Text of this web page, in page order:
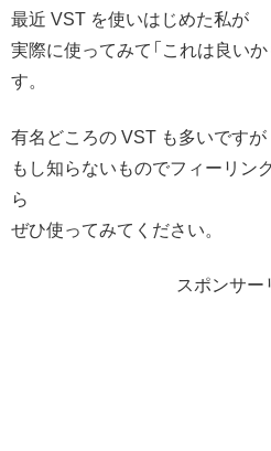
最近 VST を使いはじめた私が
実際に使ってみて「これは良い
す。
有名どころの VST も多いですが
もし知らないものでフィーリン
ら
ぜひ使ってみてください。
スポンサー